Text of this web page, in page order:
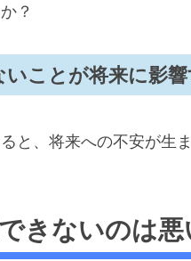
？
ことが将来に影
と、将来への不安が生
きないのは